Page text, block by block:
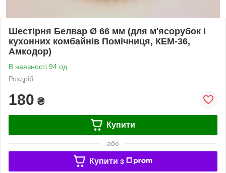
Шестірня Белвар Ø 66 мм (для м'ясорубок і
кухонних комбайнів Помічниця, КЕМ-36,
Амкодор)
В наявності 94 од.
Роздріб
180 ₴
Купити
або
Купити з